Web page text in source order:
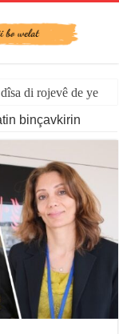
di rojevê de ye
binçavkirin